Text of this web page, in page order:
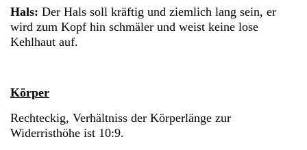
Hals: Der Hals soll kräftig und ziemlich lang sein, er
wird zum Kopf hin schmäler und weist keine lose
Kehlhaut auf.
Körper
Rechteckig, Verhältniss der Körperlänge zur
Widerristhöhe ist 10:9.